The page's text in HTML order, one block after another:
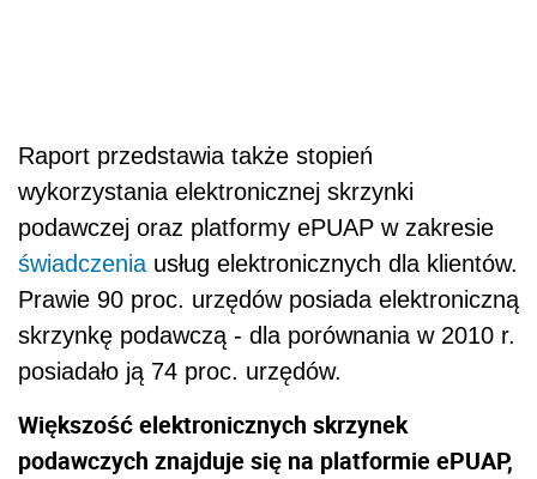
Raport przedstawia także stopień
wykorzystania elektronicznej skrzynki
podawczej oraz platformy ePUAP w zakresie
świadczeniausług elektronicznych dla klientów.
Prawie 90 proc. urzędów posiada elektroniczną
skrzynkę podawczą - dla porównania w 2010 r.
posiadało ją 74 proc. urzędów.
Większość elektronicznych skrzynek
podawczych znajduje się na platformie ePUAP,